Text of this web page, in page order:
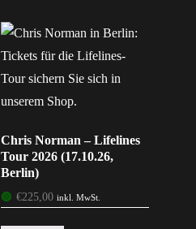
Chris Norman – Lifelines
Tour 2026 (17.10.26,
Berlin)
🟢 €225,00 inkl. MwSt.